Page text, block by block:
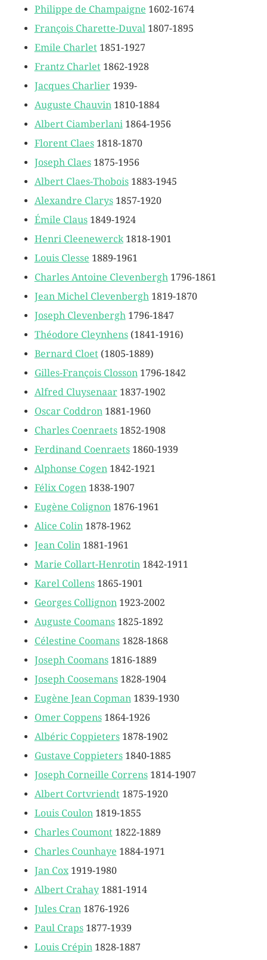
Philippe de Champaigne 1602-1674
François Charette-Duval1807-1895
Emile Charlet1851-1927
Frantz Charlet1862-1928
Jacques Charlier1939-
Auguste Chauvin1810-1884
Albert Ciamberlani1864-1956
Florent Claes1818-1870
Joseph Claes1875-1956
Albert Claes-Thobois1883-1945
Alexandre Clarys1857-1920
Émile Claus1849-1924
Henri Cleenewerck1818-1901
Louis Clesse 1889-1961
Charles Antoine Clevenbergh1796-1861
Jean Michel Clevenbergh1819-1870
Joseph Clevenbergh1796-1847
Théodore Cleynhens(1841-1916)
Bernard Cloet(1805-1889)
Gilles-François Closson1796-1842
Alfred Cluysenaar1837-1902
Oscar Coddron1881-1960
Charles Coenraets1852-1908
Ferdinand Coenraets1860-1939
Alphonse Cogen1842-1921
Félix Cogen1838-1907
Eugène Colignon1876-1961
Alice Colin1878-1962
Jean Colin1881-1961
Marie Collart-Henrotin1842-1911
Karel Collens1865-1901
Georges Collignon1923-2002
Auguste Coomans1825-1892
Célestine Coomans1828-1868
Joseph Coomans1816-1889
Joseph Coosemans1828-1904
Eugène Jean Copman1839-1930
Omer Coppens1864-1926
Albéric Coppieters1878-1902
Gustave Coppieters1840-1885
Joseph Corneille Correns1814-1907
Albert Cortvriendt1875-1920
Louis Coulon1819-1855
Charles Coumont1822-1889
Charles Counhaye 1884-1971
Jan Cox1919-1980
Albert Crahay1881-1914
Jules Cran1876-1926
Paul Craps1877-1939
Louis Crépin1828-1887